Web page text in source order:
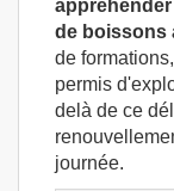
de boissons
de
permis
delà de ce
journée.